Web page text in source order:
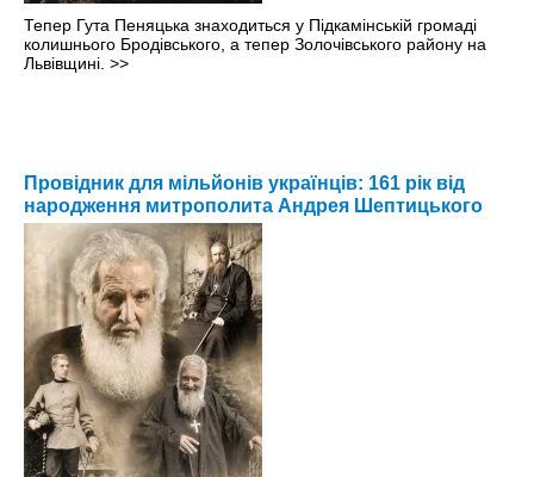
Тепер Гута Пеняцька знаходиться у Підкамінській громаді
колишнього Бродівського, а тепер Золочівського району на
Львівщині. >>
Провідник для мільйонів українців: 161 рік від
народження митрополита Андрея Шептицького